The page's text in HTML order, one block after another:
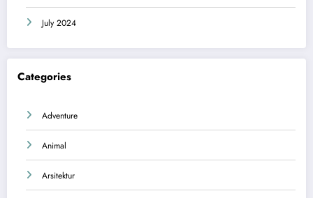
July 2024
Categories
Adventure
Animal
Arsitektur